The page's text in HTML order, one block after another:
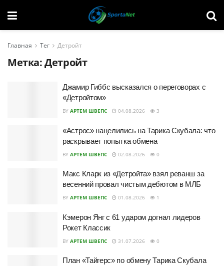
Главная Тег Детройт
Метка:Детройт
Джамир Гиббс высказался о переговорах с
«Детройтом»
BY АРТЕМ ШВЕПС 04.08.2026 3
«Астрос» нацелились на Тарика Скубала: что
раскрывает попытка обмена
BY АРТЕМ ШВЕПС 02.08.2026 0
Макс Кларк из «Детройта» взял реванш за
весенний провал чистым дебютом в МЛБ
BY АРТЕМ ШВЕПС 01.08.2026 1
Кэмерон Янг с 61 ударом догнал лидеров
Рокет Классик
BY АРТЕМ ШВЕПС 31.07.2026 0
План «Тайгерс» по обмену Тарика Скубала